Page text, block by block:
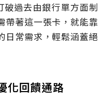
過去由銀行單方面制
帶著這一張卡，就能靠
日常需求，輕鬆涵蓋絕
化回饋通路